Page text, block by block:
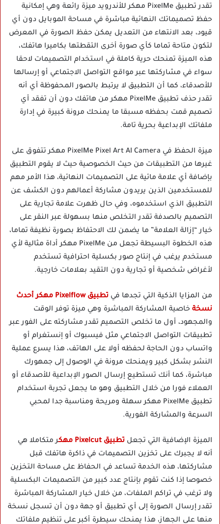
تقدر تطبيق PixelMe مهكر للأندرويد ميزة رائعة وهي إمكانية
حفظ تصميماتك النهائية مباشرة في مساحة الموبايل دون أي
قيود، بعد الانتهاء من التعديل يمكن حفظ الصورة في المعرض
لتكون متاحة تماما كأي صورة أخرى التقطتها بكاميرا هاتفك،
هذه الميزة تمنحك حرية كاملة في استخدام التصميمات لاحقا
سواء في مشاركتها عبر مواقع التواصل الاجتماعي أو إرسالها
للأصدقاء، كما أن التطبيق لا يرتبط بالصور المحفوظة أي أنه
تقدر حذف تطبيق PixelMe مهكر من هاتفك دون أن تفقد أي
تصميم قمت بحفظه مسبقا ما يمنحك مرونة كبيرة في إدارة
ملفاتك الإبداعية بحرية تامة.
ميزة الحفظ في PixelMe Pixel Art AI Camera مهكر تتفوق على
غيرها من التطبيقات من حيث الخصوصية حيث لا يقوم التطبيق
بإضافة أي علامة مائية على التصميمات النهائية، هذا الأمر مهم
للمستخدمين الذين يريدون مشاركة أعمالهم دون الكشف عن
التطبيق الذي استخدموه، وفي حال ظهرت علامة تجارية على
التصميم بالصدفة تقدر التخلص منها بسهولة عبر النقر على
خيار “إزالة العلامة” ما يضمن لك الاحتفاظ بصورة نظيفة تماما،
هذه الخطوة البسيطة تجعل من PixelMe مهكر أداة مثالية لأي
مستخدم يرغب في إنتاج صور بكسلية احترافية تستخدم
لأغراض شخصية أو تجارية دون التقيد بعلامات خارجية.
من المزايا الذكية التي تجدها في
تطبيق Pixelflow مهكر أحدث
نسخة خاصية المشاركة المباشرة وهي ميزة توفر الوقت
والمجهود، أول ما تخلص التصميم تقدر مشاركته على الفور عبر
تطبيقات التواصل الاجتماعي مثل فيسبوك أو إنستغرام أو
واتساب دون الحاجة لحفظه أولا على الهاتف، هذا يسرع عملية
النشر بشكل كبير ويمنحك مرونة في الوصول إلى جمهورك
مباشرة، كما أنك تستطيع إرسال الصور الإبداعية للأصدقاء أو
العملاء فورا من خلال التطبيق وهو ما يجعل تجربة استخدام
تطبيق PixelMe مهكر سهلة ومريحة ومناسبة جدا لمحبي
السرعة والمشاركة الفورية.
الميزة الإضافية التي تجعل تطبيق Pixelcut مهك رمتكاملا هي
أنه لا يجبرك على تخزين التصميمات في ذاكرة هاتفك قبل
مشاركتها، هذه الخدمة تساعد في الحفاظ على مساحة التخزين
خصوصا إذا كنت تقوم بإنتاج عدد كبير من التصميمات البكسلية
ولا ترغب في تراكم الملفات، من خلال خيار المشاركة المباشرة
تقدر إرسال الصورة إلى أي تطبيق أو جهة دون أن تسجل نسخة
منها على الجهاز، هذا يمنحك سيطرة أكبر على تنظيم ملفاتك